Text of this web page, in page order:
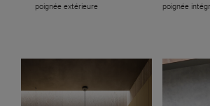
poignée extérieure poignée